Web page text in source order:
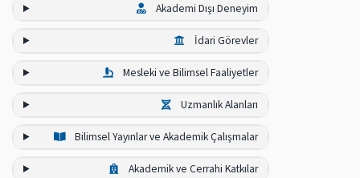
Akademi Dışı Deneyim
İdari Görevler
Mesleki ve Bilimsel Faaliyetler
Uzmanlık Alanları
Bilimsel Yayınlar ve Akademik Çalışmalar
Akademik ve Cerrahi Katkılar